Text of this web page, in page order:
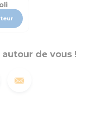
de vous !